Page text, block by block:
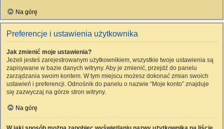
Na górę
Preferencje i ustawienia użytkownika
Jak zmienić moje ustawienia?
Jeżeli jesteś zarejestrowanym użytkownikiem, wszystkie twoje ustawienia są
zapisywane w bazie danych witryny. Aby je zmienić, przejdź do panelu
zarządzania swoim kontem. W tym miejscu możesz dokonać zmian swoich
ustawień i preferencji. Odnośnik do panelu o nazwie “Moje konto” znajduje
się zazwyczaj na górze stron witryny.
Na górę